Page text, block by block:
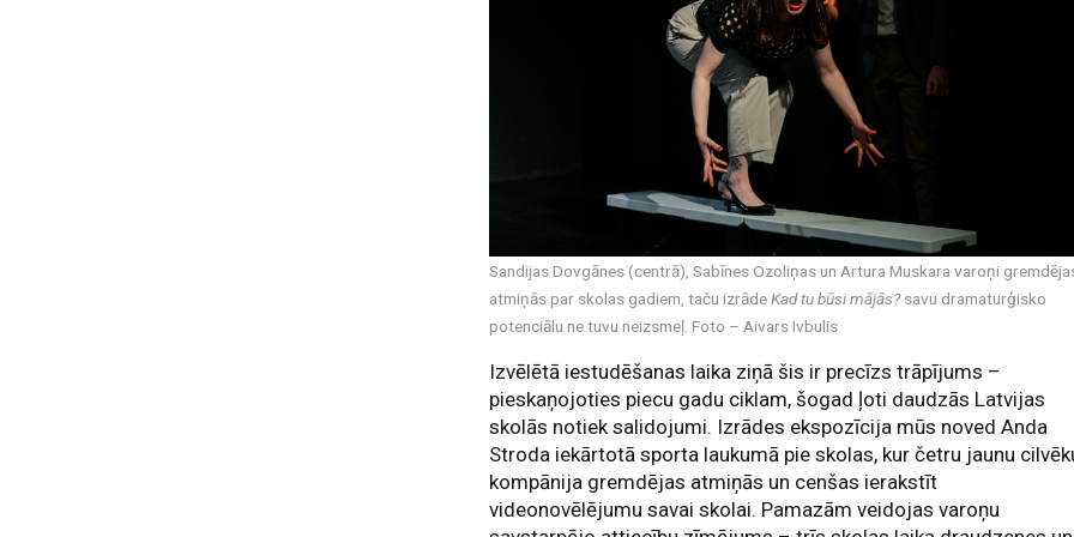
Sandijas Dovgānes (centrā), Sabīnes Ozoliņas un Artura Muskara varoņi
atmiņās par skolas gadiem, taču izrādeKad tu būsi mājās? savu dramaturģisko
potenciālu ne tuvu neizsmeļ. Foto – Aivars Ivbulis
Izvēlētā iestudēšanas laika ziņā šis ir precīzs trāpījums –
pieskaņojoties piecu gadu ciklam, šogad ļoti daudzās Latvijas
skolās notiek salidojumi. Izrādes ekspozīcija mūs noved Anda
Stroda iekārtotā sporta laukumā pie skolas, kur četru jaunu
kompānija gremdējas atmiņās un cenšas ierakstīt
videonovēlējumu savai skolai. Pamazām veidojas varoņu